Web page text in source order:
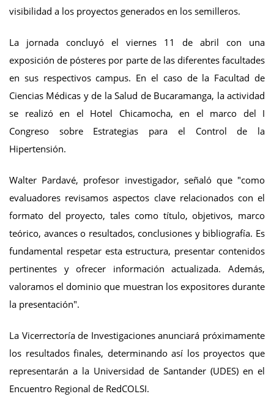
visibilidad a los proyectos generados en los semilleros.
La jornada concluyó el viernes 11 de abril con una
exposición de pósteres por parte de las diferentes facultades
en sus respectivos campus. En el caso de la Facultad de
Ciencias Médicas y de la Salud de Bucaramanga, la actividad
se realizó en el Hotel Chicamocha, en el marco del I
Congreso sobre Estrategias para el Control de la
Hipertensión.
Walter Pardavé, profesor investigador, señaló que "como
evaluadores revisamos aspectos clave relacionados con el
formato del proyecto, tales como título, objetivos, marco
teórico, avances o resultados, conclusiones y bibliografía. Es
fundamental respetar esta estructura, presentar contenidos
pertinentes y ofrecer información actualizada. Además,
valoramos el dominio que muestran los expositores durante
la presentación".
La Vicerrectoría de Investigaciones anunciará próximamente
los resultados finales, determinando así los proyectos que
representarán a la Universidad de Santander (UDES) en el
Encuentro Regional de RedCOLSI.